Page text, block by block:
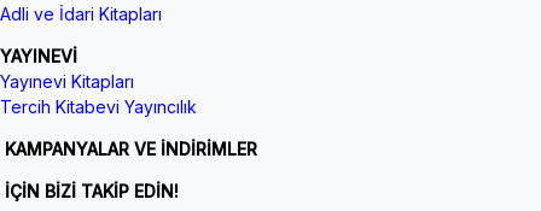
Adli ve İdari Kitapları
YAYINEVİ
Yayınevi Kitapları
Tercih Kitabevi Yayıncılık
KAMPANYALAR VE İNDİRİMLER
İÇİN BİZİ TAKİP EDİN!